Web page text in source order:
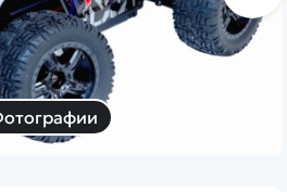
связи
связаться с вами
звонок